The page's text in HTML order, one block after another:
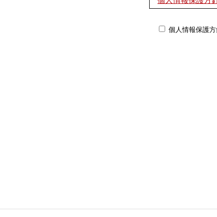
個人情報保護方